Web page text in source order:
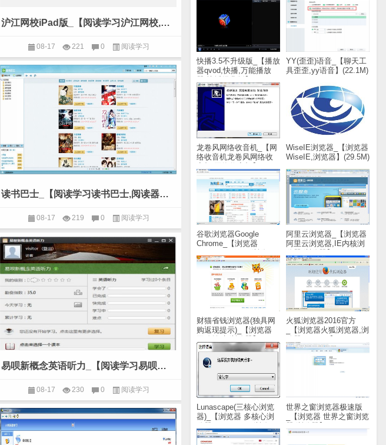
快播3.5不升级版_【播放
器qvod,快播,万能播放
YY(歪歪)语音_【聊天工
具歪歪,yy语音】(22.1M)
龙卷风网络收音机_【网
络收音机龙卷风网络收
(1.8M)
WiseIE浏览器_【浏览器
WiseIE,浏览器】(29.5M)
谷歌浏览器Google
Chrome_【浏览器
器】(43.8M)
阿里云浏览器_【浏览器
阿里云浏览器,IE内核浏
财猫省钱浏览器(独具网
购返现提示)_【浏览器
(1.5M)
火狐浏览器2016官方
_【浏览器火狐浏览器,浏
Lunascape(三核心浏览
器)_【浏览器 多核心浏
器】(25.8M)
世界之窗浏览器极速版
_【浏览器 世界之窗浏览
沪江网校iPad版_【阅读学习沪江网校,沪江】(23.1M)
08-17 221 0 阅读学习
读书巴士_【阅读学习读书巴士,阅读器】(11.2M)
08-17 219 0 阅读学习
易呗新概念英语听力_【阅读学习易呗新概念英语听力,英语听力练习,英语学习软件,学霸软件】(45.5M)
08-17 230 0 阅读学习